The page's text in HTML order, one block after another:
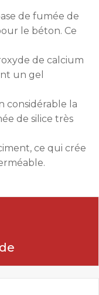
de fumée de
le béton. Ce
de calcium
un gel
considérable la
de silice très
ce qui crée